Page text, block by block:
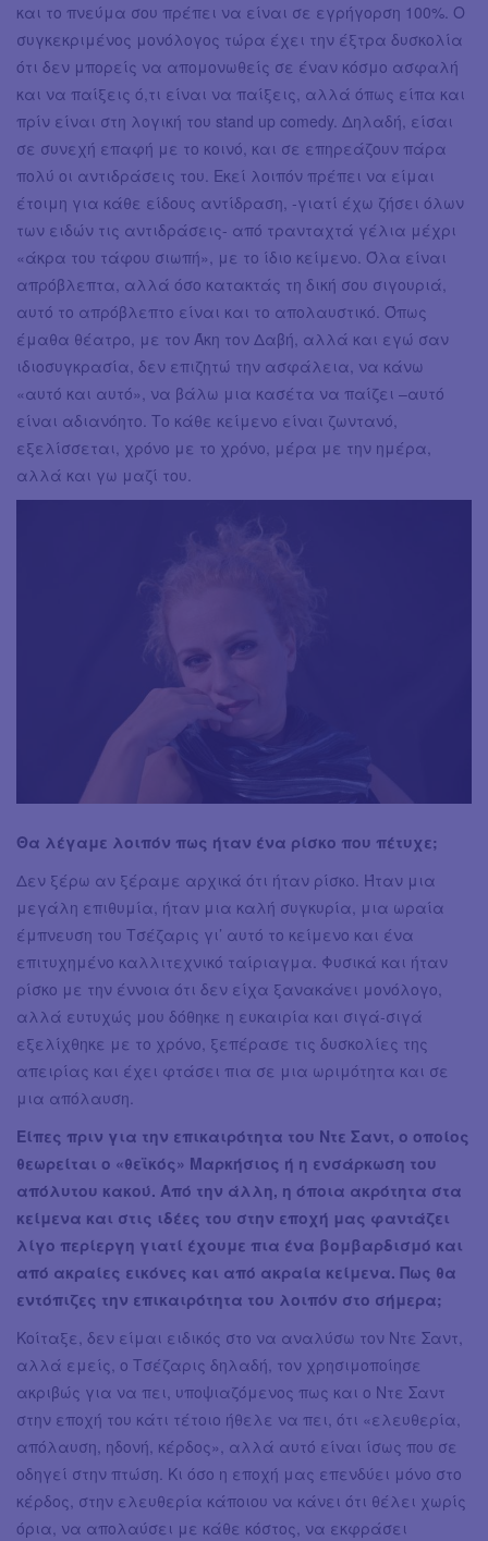
και το πνεύμα σου πρέπει να είναι σε εγρήγορση 100%. Ο
συγκεκριμένος μονόλογος τώρα έχει την έξτρα δυσκολία
ότι δεν μπορείς να απομονωθείς σε έναν κόσμο ασφαλή
και να παίξεις ό,τι είναι να παίξεις, αλλά όπως είπα και
πρίν είναι στη λογική του stand up comedy. Δηλαδή, είσαι
σε συνεχή επαφή με το κοινό, και σε επηρεάζουν πάρα
πολύ οι αντιδράσεις του. Εκεί λοιπόν πρέπει να είμαι
έτοιμη για κάθε είδους αντίδραση, -γιατί έχω ζήσει όλων
των ειδών τις αντιδράσεις- από τρανταχτά γέλια μέχρι
«άκρα του τάφου σιωπή», με το ίδιο κείμενο. Όλα είναι
απρόβλεπτα, αλλά όσο κατακτάς τη δική σου σιγουριά,
αυτό το απρόβλεπτο είναι και το απολαυστικό. Όπως
έμαθα θέατρο, με τον Άκη τον Δαβή, αλλά και εγώ σαν
ιδιοσυγκρασία, δεν επιζητώ την ασφάλεια, να κάνω
«αυτό και αυτό», να βάλω μια κασέτα να παίζει –αυτό
είναι αδιανόητο. Το κάθε κείμενο είναι ζωντανό,
εξελίσσεται, χρόνο με το χρόνο, μέρα με την ημέρα,
αλλά και γω μαζί του.
Θα λέγαμε λοιπόν πως ήταν ένα ρίσκο που πέτυχε;
Δεν ξέρω αν ξέραμε αρχικά ότι ήταν ρίσκο. Ήταν μια
μεγάλη επιθυμία, ήταν μια καλή συγκυρία, μια ωραία
έμπνευση του Τσέζαρις γι’ αυτό το κείμενο και ένα
επιτυχημένο καλλιτεχνικό ταίριαγμα. Φυσικά και ήταν
ρίσκο με την έννοια ότι δεν είχα ξανακάνει μονόλογο,
αλλά ευτυχώς μου δόθηκε η ευκαιρία και σιγά-σιγά
εξελίχθηκε με το χρόνο, ξεπέρασε τις δυσκολίες της
απειρίας και έχει φτάσει πια σε μια ωριμότητα και σε
μια απόλαυση.
Είπες πριν για την επικαιρότητα του Ντε Σαντ, ο οποίος
θεωρείται ο «θεϊκός» Μαρκήσιος ή η ενσάρκωση του
απόλυτου κακού. Από την άλλη, η όποια ακρότητα στα
κείμενα και στις ιδέες του στην εποχή μας φαντάζει
λίγο περίεργη γιατί έχουμε πια ένα βομβαρδισμό και
από ακραίες εικόνες και από ακραία κείμενα. Πως θα
εντόπιζες την επικαιρότητα του λοιπόν στο σήμερα;
Κοίταξε, δεν είμαι ειδικός στο να αναλύσω τον Ντε Σαντ,
αλλά εμείς, ο Τσέζαρις δηλαδή, τον χρησιμοποίησε
ακριβώς για να πει, υποψιαζόμενος πως και ο Ντε Σαντ
στην εποχή του κάτι τέτοιο ήθελε να πει, ότι «ελευθερία,
απόλαυση, ηδονή, κέρδος», αλλά αυτό είναι ίσως που σε
οδηγεί στην πτώση. Κι όσο η εποχή μας επενδύει μόνο στο
κέρδος, στην ελευθερία κάποιου να κάνει ότι θέλει χωρίς
όρια, να απολαύσει με κάθε κόστος, να εκφράσει